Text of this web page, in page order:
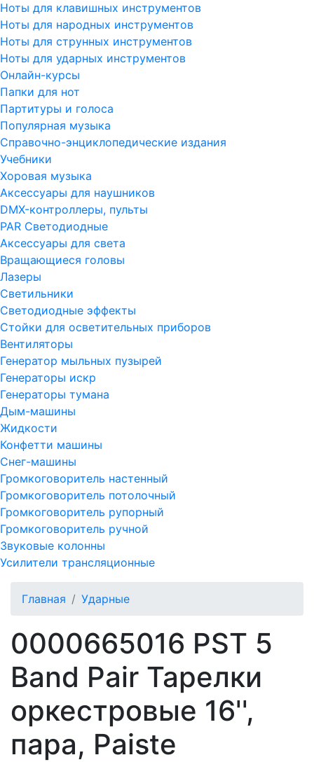
Ноты для клавишных инструментов
Ноты для народных инструментов
Ноты для струнных инструментов
Ноты для ударных инструментов
Онлайн-курсы
Папки для нот
Партитуры и голоса
Популярная музыка
Справочно-энциклопедические издания
Учебники
Хоровая музыка
Аксессуары для наушников
DMX-контроллеры, пульты
PAR Светодиодные
Аксессуары для света
Вращающиеся головы
Лазеры
Светильники
Светодиодные эффекты
Стойки для осветительных приборов
Вентиляторы
Генератор мыльных пузырей
Генераторы искр
Генераторы тумана
Дым-машины
Жидкости
Конфетти машины
Снег-машины
Громкоговоритель настенный
Громкоговоритель потолочный
Громкоговоритель рупорный
Громкоговоритель ручной
Звуковые колонны
Усилители трансляционные
Главная Ударные
0000665016 PST 5
Band Pair Тарелки
оркестровые 16'',
пара, Paiste